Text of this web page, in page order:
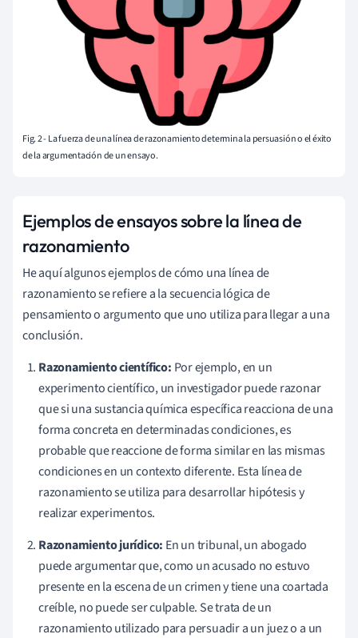
Fig. 2 - La fuerza de una línea de razonamiento determina la persuasión o el éxito
de la argumentación de un ensayo.
Ejemplos de ensayos sobre la línea de
razonamiento
He aquí algunos ejemplos de cómo una línea de
razonamiento se refiere a la secuencia lógica de
pensamiento o argumento que uno utiliza para llegar a una
conclusión.
Razonamiento científico: Por ejemplo, en un
experimento científico, un investigador puede razonar
que si una sustancia química específica reacciona de una
forma concreta en determinadas condiciones, es
probable que reaccione de forma similar en las mismas
condiciones en un contexto diferente. Esta línea de
razonamiento se utiliza para desarrollar hipótesis y
realizar experimentos.
Razonamiento jurídico: En un tribunal, un abogado
puede argumentar que, como un acusado no estuvo
presente en la escena de un crimen y tiene una coartada
creíble, no puede ser culpable. Se trata de un
razonamiento utilizado para persuadir a un juez o a un